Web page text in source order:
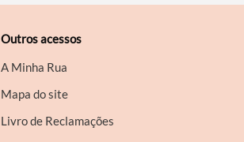
Outros acessos
A Minha Rua
Mapa do site
Livro de Reclamações